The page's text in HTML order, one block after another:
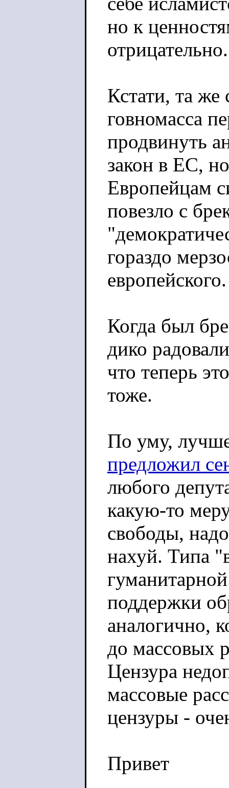
но к
отрицательно.
Кстати, та же
говномасса
продвинуть
закон в ЕС,
Европейцам
повезло с
гораздо
европейского.
Когда был
дико
что теперь
тоже.
По уму,
предложил
любого
какую-то
свободы,
нахуй. Типа
поддержки
аналогично,
до массовых
Цензура
массовые
цензуры -
Привет